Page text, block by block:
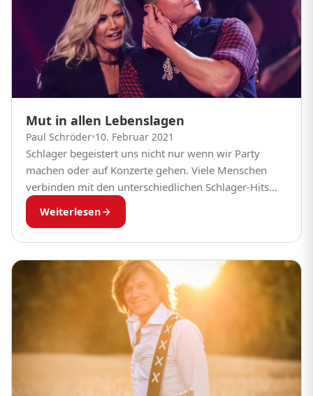
Mut in allen Lebenslagen
Paul Schröder•10. Februar 2021
Schlager begeistert uns nicht nur wenn wir Party
machen oder auf Konzerte gehen. Viele Menschen
verbinden mit den unterschiedlichen Schlager-Hits
auch ganz besondere Momente in ihrem Leben. Die
erste Freundin...
Weiterlesen